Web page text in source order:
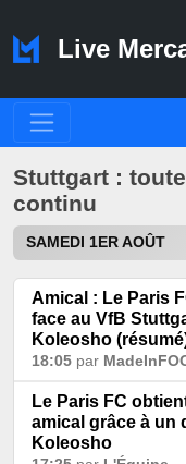
Live
Stuttgart :
continu
SAMEDI 1ER AOÛT
Amical : Le Paris
face au VfB
Koleosho
18:05 par
Le Paris FC
amical grâce à un
Koleosho